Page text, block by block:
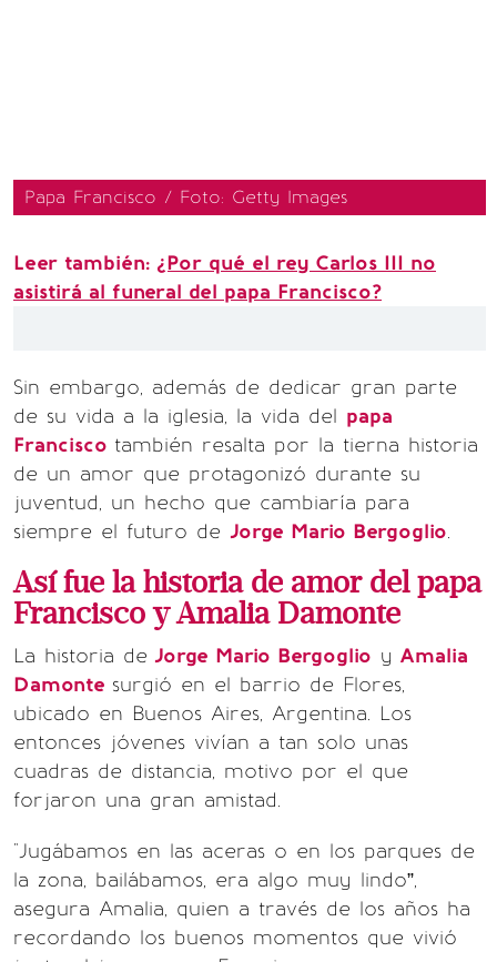
Papa Francisco / Foto: Getty Images
Leer también: ¿Por qué el rey Carlos III no
asistirá al funeral del papa Francisco?
Sin embargo, además de dedicar gran parte
de su vida a la iglesia, la vida del papa
Francisco también resalta por la tierna historia
de un amor que protagonizó durante su
juventud, un hecho que cambiaría para
siempre el futuro de Jorge Mario Bergoglio.
Así fue la historia de amor del papa
Francisco y Amalia Damonte
La historia de Jorge Mario Bergoglio y Amalia
Damonte surgió en el barrio de Flores,
ubicado en Buenos Aires, Argentina. Los
entonces jóvenes vivían a tan solo unas
cuadras de distancia, motivo por el que
forjaron una gran amistad.
"Jugábamos en las aceras o en los parques de
la zona, bailábamos, era algo muy lindo”,
asegura Amalia, quien a través de los años ha
recordando los buenos momentos que vivió